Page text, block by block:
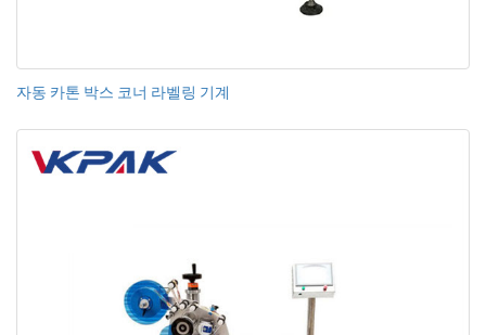
자동 카톤 박스 코너 라벨링 기계